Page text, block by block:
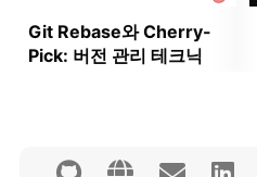
Git Rebase와 Cherry-
Pick: 버전 관리 테크닉